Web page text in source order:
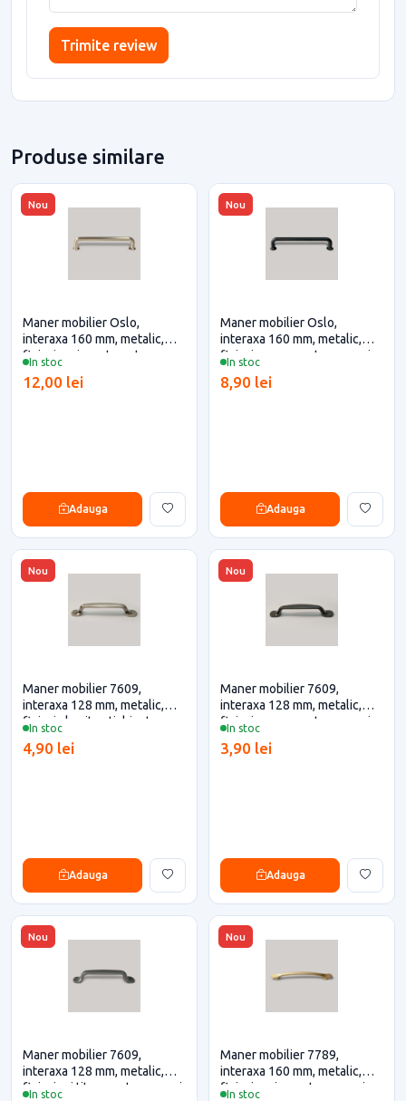
Trimite review
Produse similare
Nou
In stoc
Maner mobilier Oslo,
interaxa 160 mm, metalic,
finisaj auriu mat pentru casa
12,00 lei
Adauga
Nou
In stoc
Maner mobilier Oslo,
interaxa 160 mm, metalic,
finisaj negru pentru casa si
8,90 lei
Adauga
Nou
In stoc
Maner mobilier 7609,
interaxa 128 mm, metalic,
finisaj alamit antichizat
eficiente
4,90 lei
Adauga
Nou
In stoc
Maner mobilier 7609,
interaxa 128 mm, metalic,
finisaj negru pentru casa si
3,90 lei
Adauga
Nou
In stoc
Maner mobilier 7609,
interaxa 128 mm, metalic,
finisaj gri titan pentru casa si
Nou
In stoc
Maner mobilier 7789,
interaxa 160 mm, metalic,
finisaj auriu pentru casa si